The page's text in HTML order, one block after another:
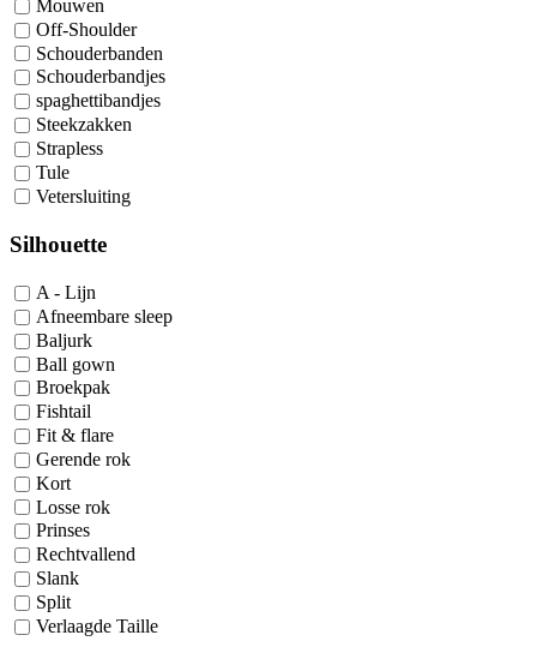
Mouwen
Off-Shoulder
Schouderbanden
Schouderbandjes
spaghettibandjes
Steekzakken
Strapless
Tule
Vetersluiting
Silhouette
A - Lijn
Afneembare sleep
Baljurk
Ball gown
Broekpak
Fishtail
Fit & flare
Gerende rok
Kort
Losse rok
Prinses
Rechtvallend
Slank
Split
Verlaagde Taille